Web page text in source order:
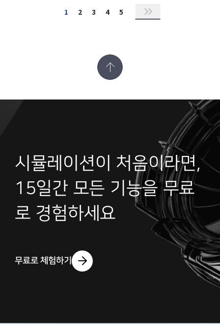
1 2 3 4 5
시뮬레이션이 처음이라면,
15일간 모든 기능을 무료
로 경험하세요
무료로 체험하기